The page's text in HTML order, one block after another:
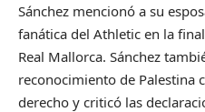
Sánchez mencionó a su
fanática del Athletic en la
Real Mallorca. Sánchez
reconocimiento de Palestina
derecho y criticó las